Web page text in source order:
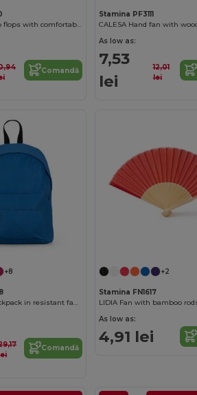
KALAY Beach flip flops with comfortable PE sole and matching straps
Comandă
Stamina PF3111
As low as:
7,53
lei
12,01
lei
+8
TUCAN Basic backpack in resistant fabric
Comandă
+2
Stamina FN1617
As low as:
4,91 lei